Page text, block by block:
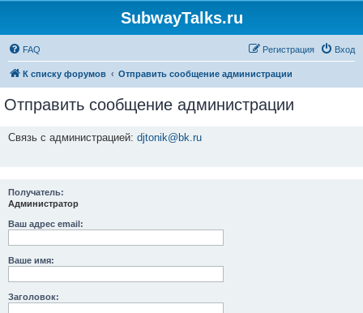
SubwayTalks.ru
FAQ Вход
Регистрация
К списку форумов Отправить сообщение администрации
Отправить сообщение администрации
Связь с администрацией: djtonik@bk.ru
Получатель:
Администратор
Ваш адрес email:
Ваше имя:
Заголовок: